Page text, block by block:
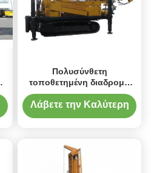
Πολυσύνθετη
τοποθετημένη διαδρομή
μηχανή διατρήσεων
φρεατίων νερού
Λάβετε την Καλύτερη